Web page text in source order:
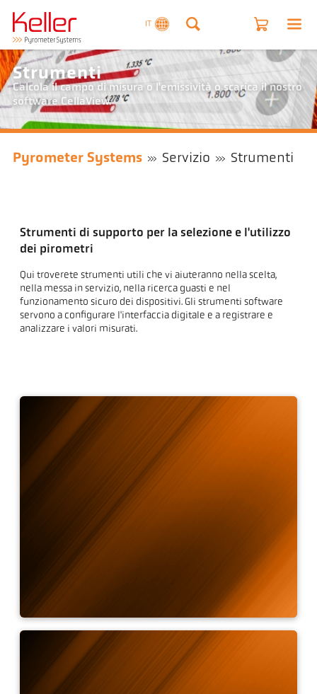
IT
Strumenti
Calcola il campo di misura o l'emissività o scarica il nostro
software CellaView.
Pyrometer Systems Servizio Strumenti
Strumenti di supporto per la selezione e l'utilizzo
dei pirometri
Qui troverete strumenti utili che vi aiuteranno nella scelta,
nella messa in servizio, nella ricerca guasti e nel
funzionamento sicuro dei dispositivi. Gli strumenti software
servono a configurare l'interfaccia digitale e a registrare e
analizzare i valori misurati.
Calcolatore del campo di
misura